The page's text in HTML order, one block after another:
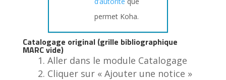
permet Koha.
Catalogage original (grille bibliographique
MARC vide)
Aller dans le module Catalogage
Cliquer sur « Ajouter une notice »